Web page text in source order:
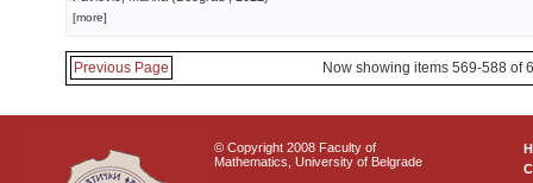
[more]
Previous Page Now showing items 569-588 of
© Copyright 2008 Faculty of
Mathematics, University of Belgrade